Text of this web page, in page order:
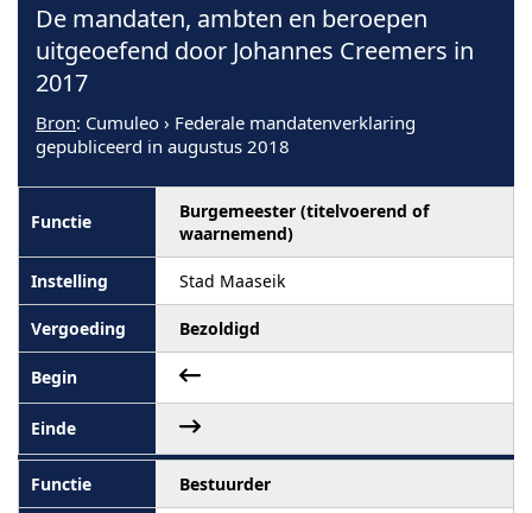
De mandaten, ambten en beroepen
uitgeoefend door Johannes Creemers in
2017
Bron: Cumuleo › Federale mandatenverklaring
gepubliceerd in augustus 2018
Burgemeester (titelvoerend of
waarnemend)
Stad Maaseik
Bezoldigd
Bestuurder